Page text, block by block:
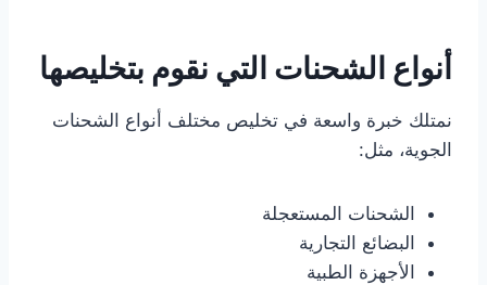
أنواع الشحنات التي نقوم بتخليصها
نمتلك خبرة واسعة في تخليص مختلف أنواع الشحنات
الجوية، مثل:
الشحنات المستعجلة
البضائع التجارية
الأجهزة الطبية